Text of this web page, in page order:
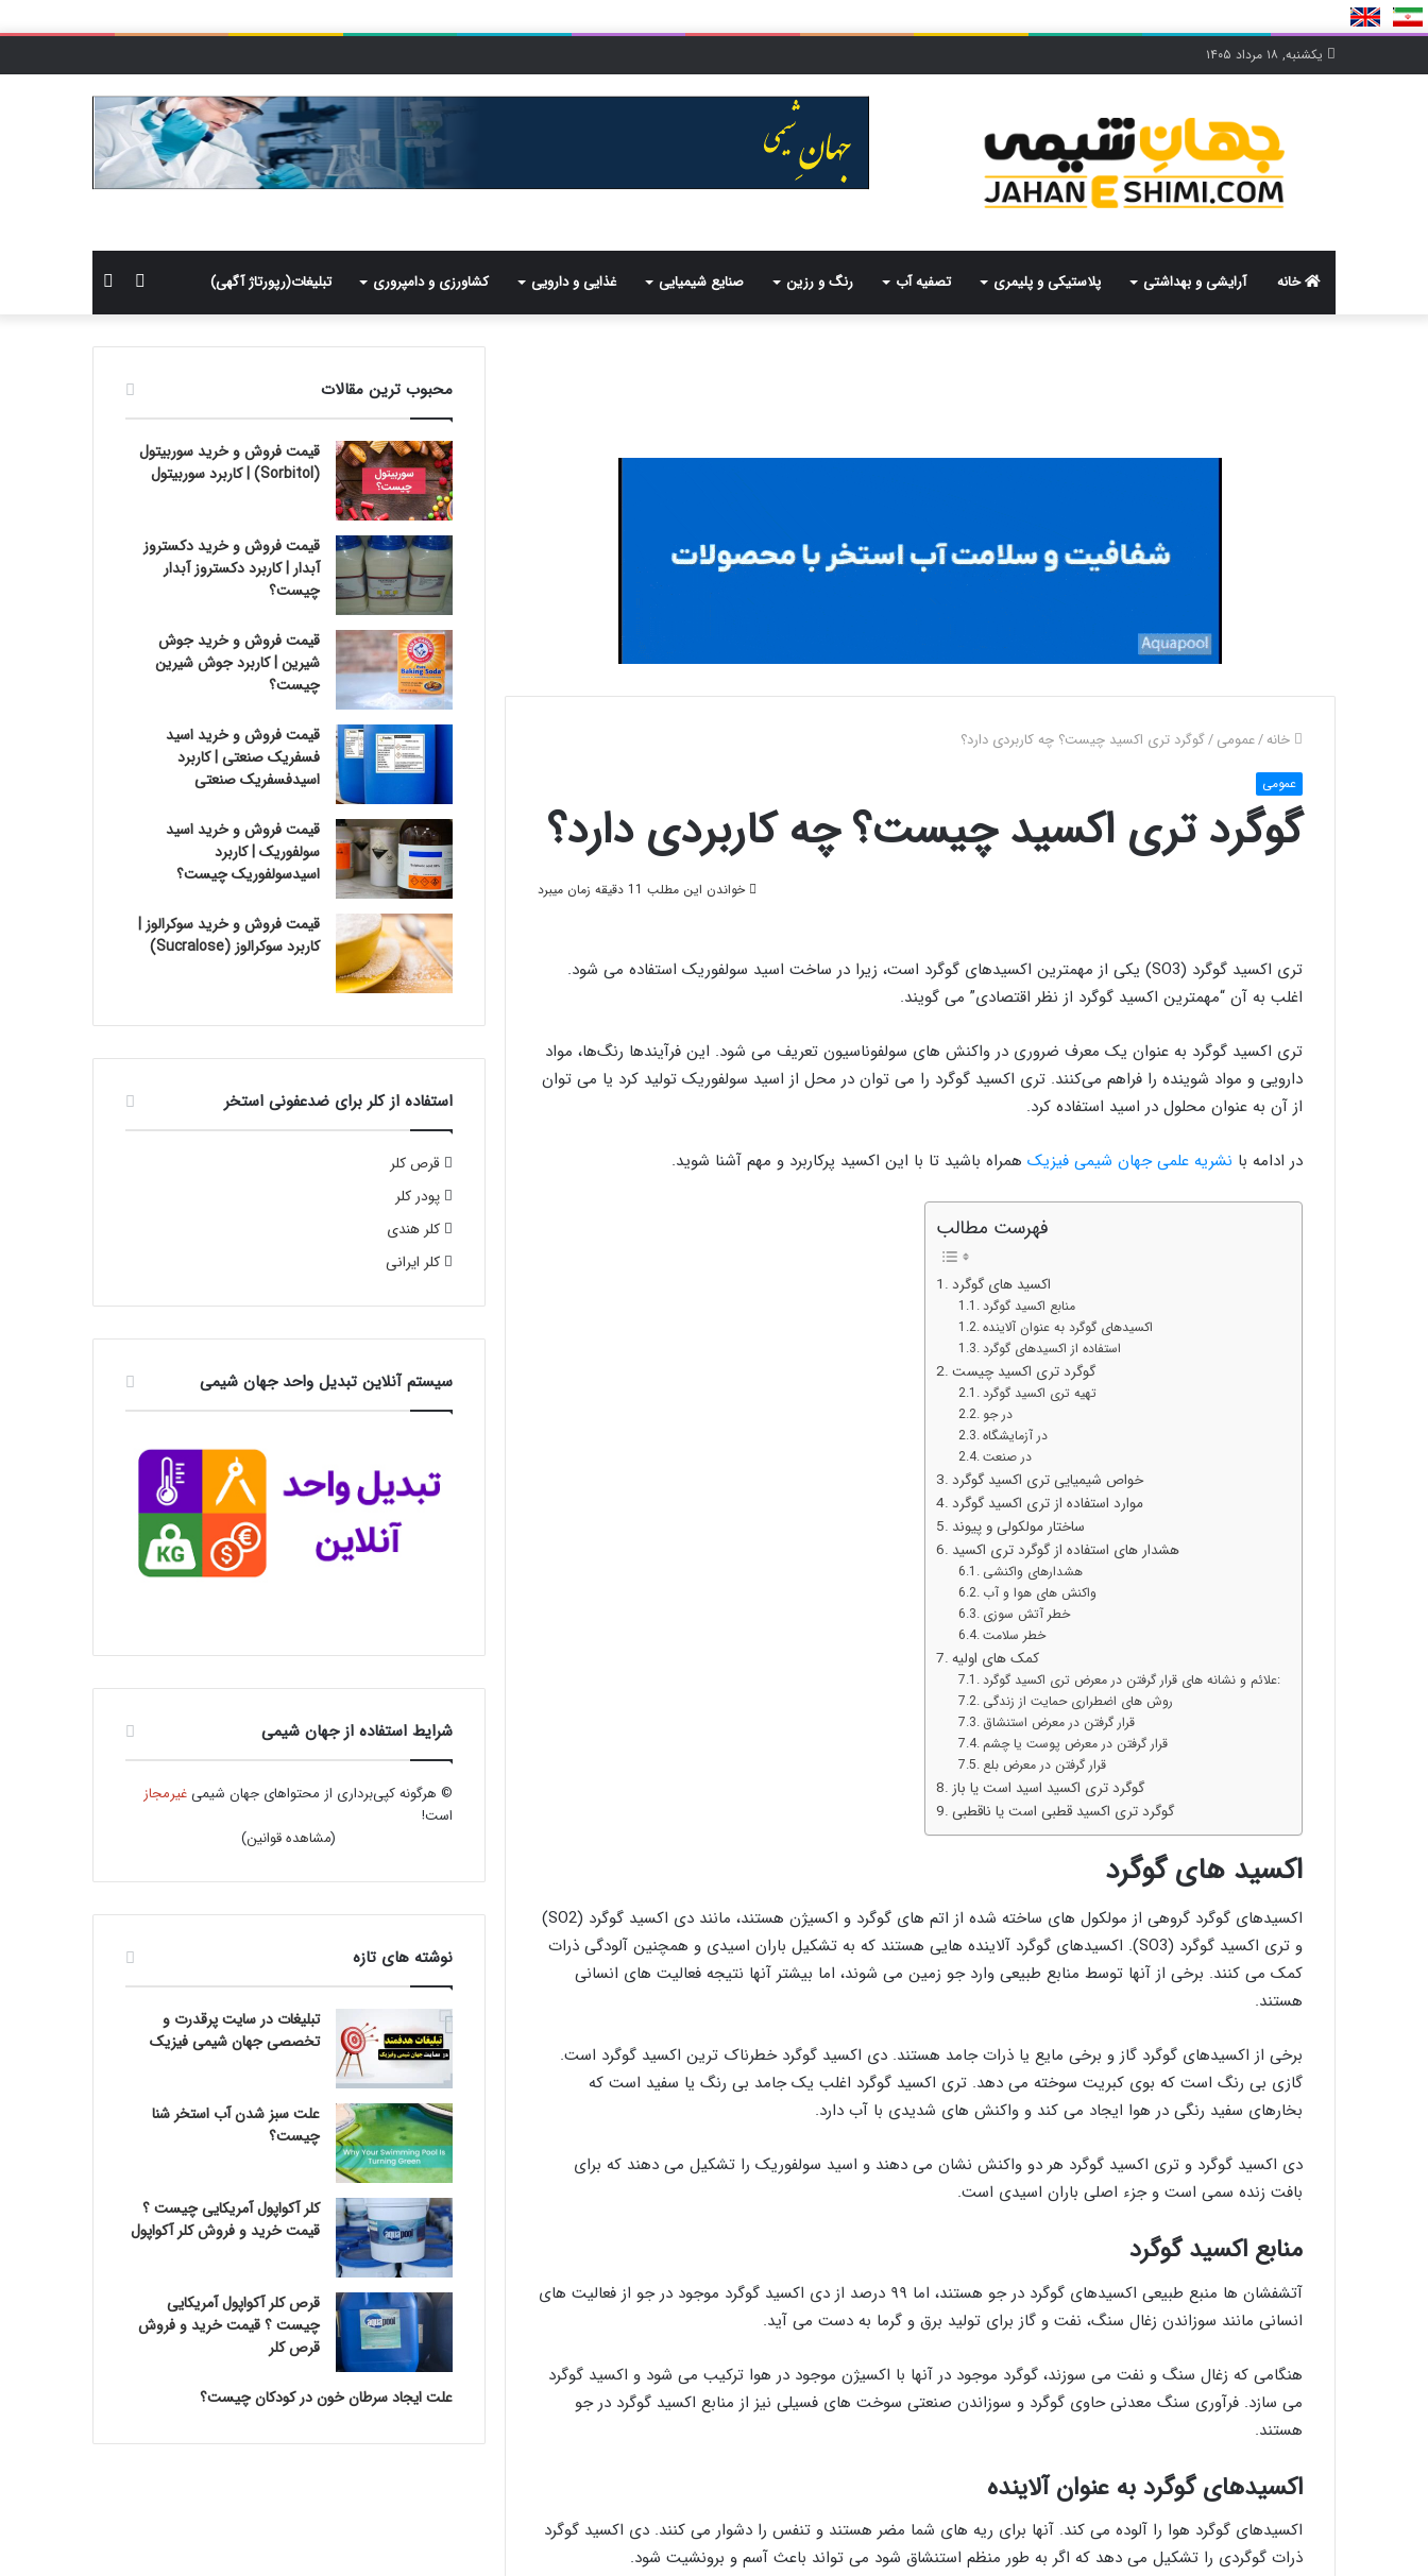
یکشنبه, ۱۸ مرداد ۱۴۰۵
خانه آرایشی و بهداشتی پلاستیکی و پلیمری تصفیه آب رنگ و رزین صنایع شیمیایی غذایی و دارویی کشاورزی و دامپروری تبلیغات(رپورتاژ آگهی)
برای
سایدبار
خانه/عمومی/گوگرد تری اکسید چیست؟ چه کاربردی دارد؟
عمومی
گوگرد تری اکسید چیست؟ چه کاربردی دارد؟
خواندن این مطلب 11 دقیقه زمان میبرد
تری اکسید گوگرد (SO3) یکی از مهمترین اکسیدهای گوگرد است، زیرا در ساخت اسید سولفوریک استفاده می شود.
اغلب به آن “مهمترین اکسید گوگرد از نظر اقتصادی” می گویند.
تری اکسید گوگرد به عنوان یک معرف ضروری در واکنش های سولفوناسیون تعریف می شود. این فرآیندها رنگ‌ها، مواد
دارویی و مواد شوینده را فراهم می‌کنند. تری اکسید گوگرد را می توان در محل از اسید سولفوریک تولید کرد یا می توان
از آن به عنوان محلول در اسید استفاده کرد.
در ادامه با نشریه علمی جهان شیمی فیزیک همراه باشید تا با این اکسید پرکاربرد و مهم آشنا شوید.
فهرست مطالب
اکسید های گوگرد
منابع اکسید گوگرد
اکسیدهای گوگرد به عنوان آلاینده
استفاده از اکسیدهای گوگرد
گوگرد تری اکسید چیست
تهیه تری اکسید گوگرد
در جو
در آزمایشگاه
در صنعت
خواص شیمیایی تری اکسید گوگرد
موارد استفاده از تری اکسید گوگرد
ساختار مولکولی و پیوند
هشدار های استفاده از گوگرد تری اکسید
هشدارهای واکنشی
واکنش های هوا و آب
خطر آتش سوزی
خطر سلامت
کمک های اولیه
علائم و نشانه های قرار گرفتن در معرض تری اکسید گوگرد:
روش های اضطراری حمایت از زندگی
قرار گرفتن در معرض استنشاق
قرار گرفتن در معرض پوست یا چشم
قرار گرفتن در معرض بلع
گوگرد تری اکسید اسید است یا باز
گوگرد تری اکسید قطبی است یا ناقطبی
اکسید های گوگرد
اکسیدهای گوگرد گروهی از مولکول های ساخته شده از اتم های گوگرد و اکسیژن هستند، مانند دی اکسید گوگرد (SO2)
و تری اکسید گوگرد (SO3). اکسیدهای گوگرد آلاینده هایی هستند که به تشکیل باران اسیدی و همچنین آلودگی ذرات
کمک می کنند. برخی از آنها توسط منابع طبیعی وارد جو زمین می شوند، اما بیشتر آنها نتیجه فعالیت های انسانی
هستند.
برخی از اکسیدهای گوگرد گاز و برخی مایع یا ذرات جامد هستند. دی اکسید گوگرد خطرناک ترین اکسید گوگرد است.
گازی بی رنگ است که بوی کبریت سوخته می دهد. تری اکسید گوگرد اغلب یک جامد بی رنگ یا سفید است که
بخارهای سفید رنگی در هوا ایجاد می کند و واکنش های شدیدی با آب دارد.
دی اکسید گوگرد و تری اکسید گوگرد هر دو واکنش نشان می دهند و اسید سولفوریک را تشکیل می دهند که برای
بافت زنده سمی است و جزء اصلی باران اسیدی است.
منابع اکسید گوگرد
آتشفشان ها منبع طبیعی اکسیدهای گوگرد در جو هستند، اما ۹۹ درصد از دی اکسید گوگرد موجود در جو از فعالیت های
انسانی مانند سوزاندن زغال سنگ، نفت و گاز برای تولید برق و گرما به دست می آید.
هنگامی که زغال سنگ و نفت می سوزند، گوگرد موجود در آنها با اکسیژن موجود در هوا ترکیب می شود و اکسید گوگرد
می سازد. فرآوری سنگ معدنی حاوی گوگرد و سوزاندن صنعتی سوخت های فسیلی نیز از منابع اکسید گوگرد در جو
هستند.
اکسیدهای گوگرد به عنوان آلاینده
اکسیدهای گوگرد هوا را آلوده می کند. آنها برای ریه های شما مضر هستند و تنفس را دشوار می کنند. دی اکسید گوگرد
ذرات گوگردی را تشکیل می دهد که اگر به طور منظم استنشاق شود می تواند باعث آسم و برونشیت شود.
محبوب ترین مقالات
قیمت فروش و خرید سوربیتول
(Sorbitol) | کاربرد سوربیتول
قیمت فروش و خرید دکستروز
آبدار | کاربرد دکستروز آبدار
چیست؟
قیمت فروش و خرید جوش
شیرین | کاربرد جوش شیرین
چیست؟
قیمت فروش و خرید اسید
فسفریک صنعتی | کاربرد
اسیدفسفریک صنعتی
قیمت فروش و خرید اسید
سولفوریک | کاربرد
اسیدسولفوریک چیست؟
قیمت فروش و خرید سوکرالوز |
کاربرد سوکرالوز (Sucralose)
استفاده از کلر برای ضدعفونی استخر
قرص کلر
پودر کلر
کلر هندی
کلر ایرانی
سیستم آنلاین تبدیل واحد جهان شیمی
شرایط استفاده از جهان شیمی
© هرگونه کپی‌برداری از محتواهای جهان شیمیغیرمجاز
است!
(مشاهده قوانین)
نوشته های تازه
تبلیغات در سایت پرقدرت و
تخصصی جهان شیمی فیزیک
علت سبز شدن آب استخر شنا
چیست؟
کلر آکواپول آمریکایی چیست ؟
قیمت خرید و فروش کلر آکواپول
قرص کلر آکواپول آمریکایی
چیست ؟ قیمت خرید و فروش
قرص کلر
علت ایجاد سرطان خون در کودکان چیست؟